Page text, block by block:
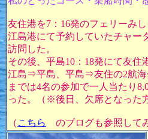
友住港を7：16発のフェリーみ
江島港にて予約していたチャー
訪問した。
その後、平島10：18発にて友住
江島⇒平島、平島⇒友住の2航海
までは4名の参加で一人当たり
った。（※後日、欠席となった
（ こちら のブログも参照して